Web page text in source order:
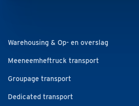
Warehousing & Op- en overslag
Meeneemheftruck transport
Groupage transport
Dedicated transport